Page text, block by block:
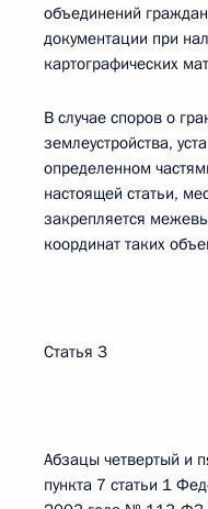
объединений
документации при
картографических
В случае споров о
землеустройства,
определенном
настоящей статьи,
закрепляется
координат таких
Статья 3
Абзацы четвертый и
пункта 7 статьи 1